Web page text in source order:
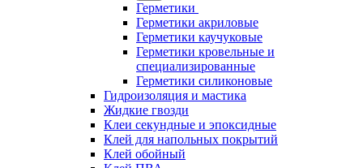
Герметики
Герметики акриловые
Герметики каучуковые
Герметики кровельные и
специализированные
Герметики силиконовые
Гидроизоляция и мастика
Жидкие гвозди
Клеи секундные и эпоксидные
Клей для напольных покрытий
Клей обойный